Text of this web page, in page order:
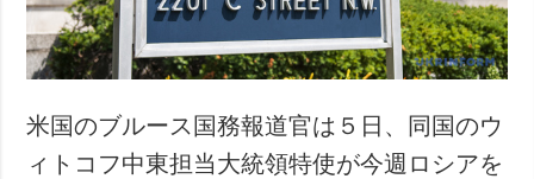
事故・緊急事態
特集
インタビュー
購読
フォトバンク
米国のブルース国務報道官は５日、同国のウ
ィトコフ中東担当大統領特使が今週ロシアを